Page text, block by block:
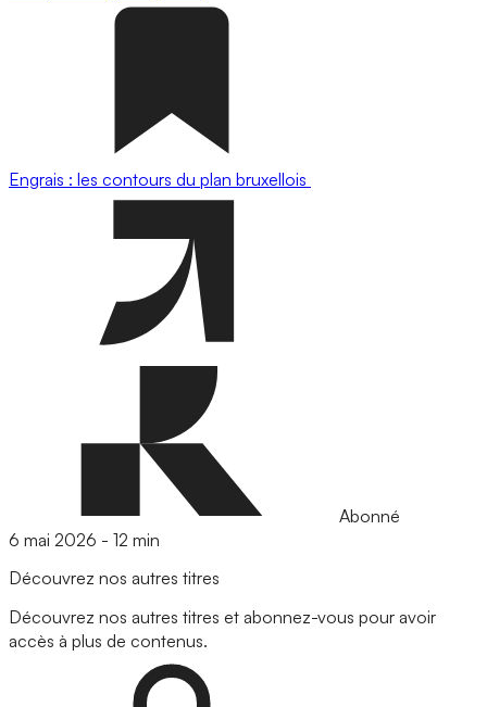
Engrais : les contours du plan bruxellois
Abonné
6 mai 2026 - 12 min
Découvrez nos autres titres
Découvrez nos autres titres et abonnez-vous pour avoir
accès à plus de contenus.